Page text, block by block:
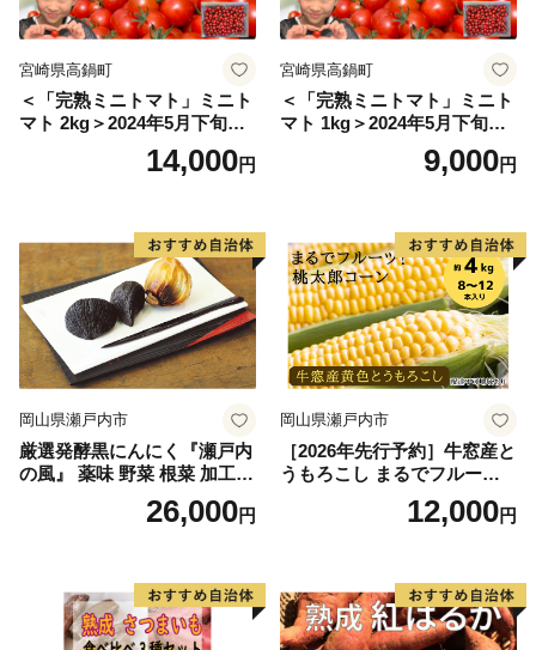
宮崎県高鍋町
＜「完熟ミニトマト」ミニト
マト 2kg＞2024年5月下旬迄
に順次出荷 野菜ソムリエサ
ミット アルル・リリカ共に
県 高鍋町産 産地直送 有機肥
料使用 高糖度 西森農園
14,000円
宮崎県高鍋町
＜「完熟ミニトマト」ミニト
マト 1kg＞2024年5月下旬迄
に順次出荷 野菜ソムリエサ
ミット アルル・リリカ共に
県 高鍋町産 産地直送 有機肥
料使用 高糖度 西森農園
9,000円
岡山県瀬戸内市
厳選発酵黒にんにく『瀬戸内
の風』 薬味 野菜 根菜 加工食
26,000円
岡山県瀬戸内市
［2026年先行予約］牛窓産と
うもろこし まるでフルー
ツ！最高糖度25度超え 生で
甘い、茹でて美味い！ 黄色
野菜
12,000円